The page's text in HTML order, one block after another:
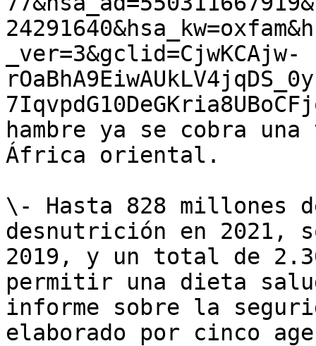
_ver=3&gclid=CjwKCAjw-
hambre ya se cobra
África oriental.
\- Hasta 828 millones
desnutrición en 2021,
2019, y un total de
permitir una dieta
informe sobre la
elaborado por cinco